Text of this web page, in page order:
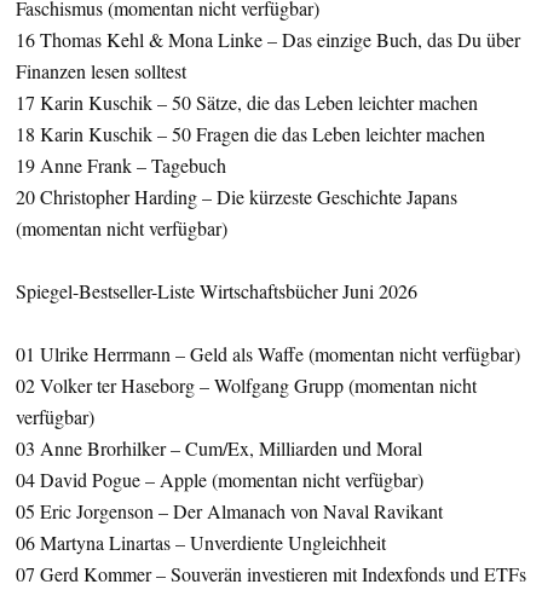
Faschismus (momentan nicht verfügbar)
16 Thomas Kehl & Mona Linke – Das einzige Buch, das Du über
Finanzen lesen solltest
17 Karin Kuschik – 50 Sätze, die das Leben leichter machen
18 Karin Kuschik – 50 Fragen die das Leben leichter machen
19 Anne Frank – Tagebuch
20 Christopher Harding – Die kürzeste Geschichte Japans
(momentan nicht verfügbar)
Spiegel-Bestseller-Liste Wirtschaftsbücher Juni 2026
01 Ulrike Herrmann – Geld als Waffe (momentan nicht verfügbar)
02 Volker ter Haseborg – Wolfgang Grupp (momentan nicht
verfügbar)
03 Anne Brorhilker – Cum/Ex, Milliarden und Moral
04 David Pogue – Apple (momentan nicht verfügbar)
05 Eric Jorgenson – Der Almanach von Naval Ravikant
06 Martyna Linartas – Unverdiente Ungleichheit
07 Gerd Kommer – Souverän investieren mit Indexfonds und ETFs